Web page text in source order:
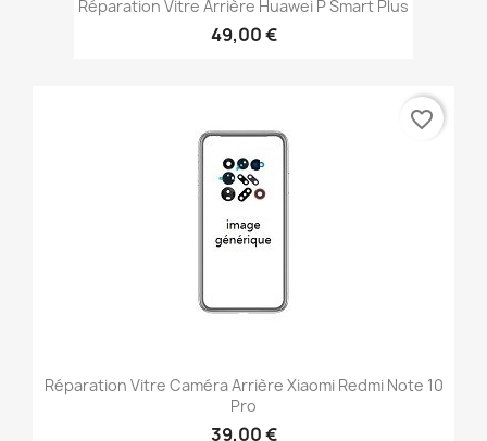
Réparation Vitre Arrière Huawei P Smart Plus
49,00 €
Réparation Vitre Caméra Arrière Xiaomi Redmi Note 10
Pro
39,00 €
favorite_border